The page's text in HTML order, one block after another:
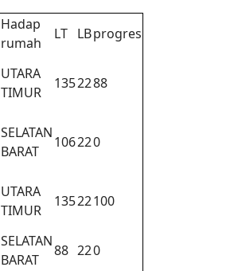
Hadap
rumah
LT LBprogres
UTARA
TIMUR
1352288
SELATAN
BARAT
106220
UTARA
TIMUR
13522100
SELATAN
BARAT
88 220